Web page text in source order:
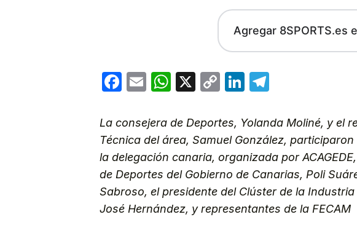
Agregar 8SPORTS.es
Facebook
EmailWhatsApp
X
CopyLinkedIn
La consejera de Deportes, Yolanda Moliné, y el
Técnica del área, Samuel González,
la delegación canaria, organizada por
de Deportes del Gobierno de Canarias, Poli
Sabroso, el presidente del Clúster de la
José Hernández, y representantes de la FECAM